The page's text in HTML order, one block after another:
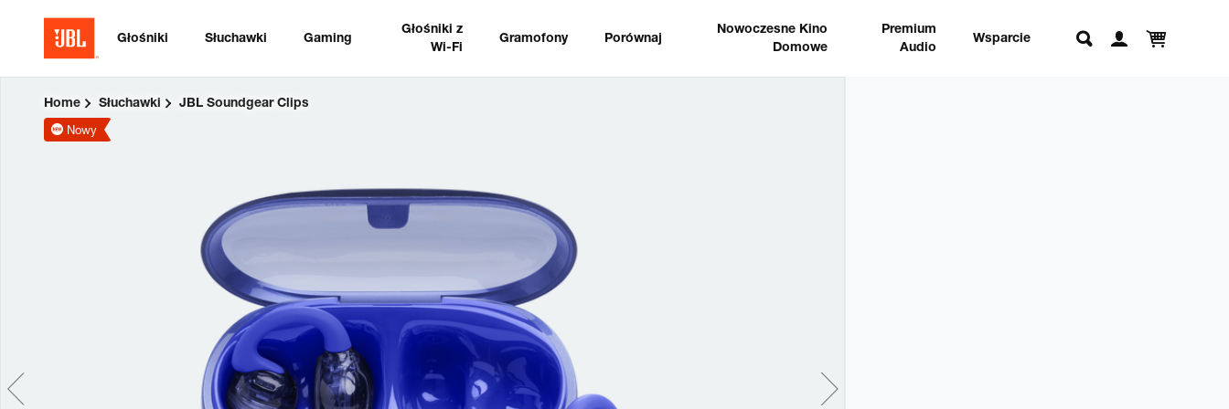
Głośniki Słuchawki Gaming
Głośniki z
Wi-Fi
Gramofony Porównaj
Nowoczesne Kino
Domowe
Premium
Audio
Wsparcie
Home Słuchawki JBL Soundgear Clips
Nowy